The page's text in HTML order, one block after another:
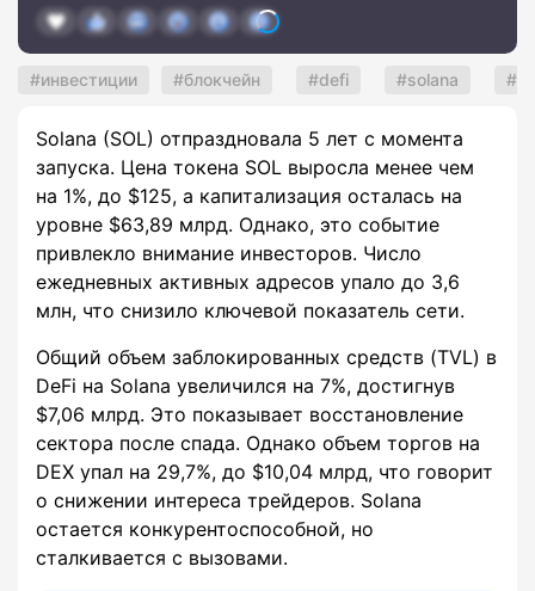
инвестиции блокчейн defi solana
Solana (SOL) отпраздновала 5 лет с момента
запуска. Цена токена SOL выросла менее чем
на 1%, до $125, а капитализация осталась на
уровне $63,89 млрд. Однако, это событие
привлекло внимание инвесторов. Число
ежедневных активных адресов упало до 3,6
млн, что снизило ключевой показатель сети.
Общий объем заблокированных средств (TVL) в
DeFi на Solana увеличился на 7%, достигнув
$7,06 млрд. Это показывает восстановление
сектора после спада. Однако объем торгов на
DEX упал на 29,7%, до $10,04 млрд, что говорит
о снижении интереса трейдеров. Solana
остается конкурентоспособной, но
сталкивается с вызовами.